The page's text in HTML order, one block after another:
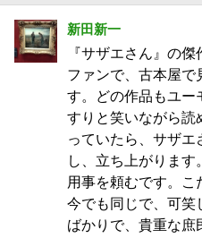
新田新一
『サザエさん』の
ファンで、古本屋で
す。どの作品もユー
すりと笑いながら読
っていたら、サザエ
し、立ち上がります
用事を頼むです。こ
今でも同じで、可笑
ばかりで、貴重な庶